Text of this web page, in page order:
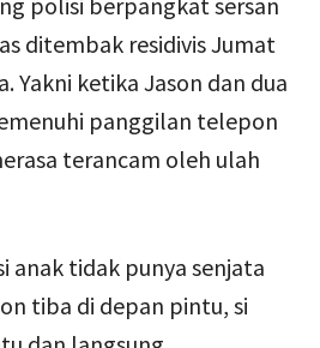
ditembak residivis Jumat
Yakni ketika Jason dan dua
panggilan telepon
terancam oleh ulah
anak tidak punya senjata
tiba di depan pintu, si